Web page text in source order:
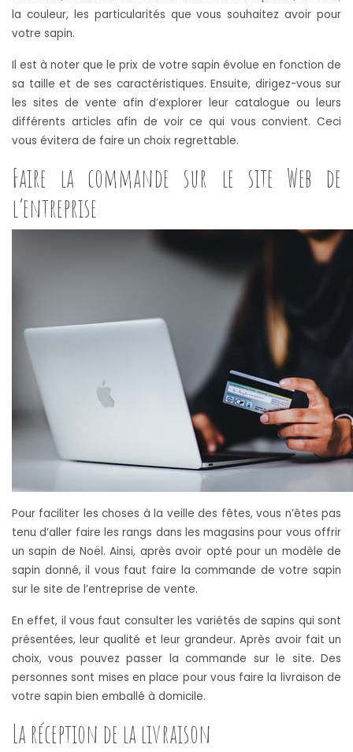
la couleur, les particularités que vous souhaitez avoir pour
votre sapin.
Il est à noter que le prix de votre sapin évolue en fonction de
sa taille et de ses caractéristiques. Ensuite, dirigez-vous sur
les sites de vente afin d’explorer leur catalogue ou leurs
différents articles afin de voir ce qui vous convient. Ceci
vous évitera de faire un choix regrettable.
Faire la commande sur le site Web de
l’entreprise
Pour faciliter les choses à la veille des fêtes, vous n’êtes pas
tenu d’aller faire les rangs dans les magasins pour vous offrir
un sapin de Noël. Ainsi, après avoir opté pour un modèle de
sapin donné, il vous faut faire la commande de votre sapin
sur le site de l’entreprise de vente.
En effet, il vous faut consulter les variétés de sapins qui sont
présentées, leur qualité et leur grandeur. Après avoir fait un
choix, vous pouvez passer la commande sur le site. Des
personnes sont mises en place pour vous faire la livraison de
votre sapin bien emballé à domicile.
La réception de la livraison